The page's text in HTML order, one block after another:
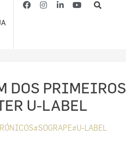
DOS PRIMEIROS
U-LABEL
LABEL